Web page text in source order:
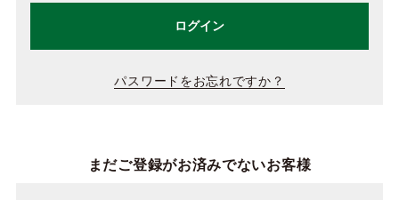
ログイン
パスワードをお忘れですか？
まだご登録がお済みでないお客様